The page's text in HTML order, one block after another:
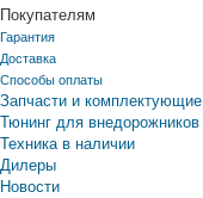
Покупателям
Гарантия
Доставка
Способы оплаты
Запчасти и комплектующие
Тюнинг для внедорожников
Техника в наличии
Дилеры
Новости